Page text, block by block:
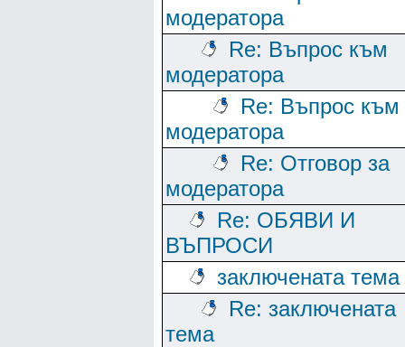
модератора
Re: Въпрос към
модератора
Re: Въпрос към
модератора
Re: Отговор за
модератора
Re: ОБЯВИ И
ВЪПРОСИ
заключената тема
Re: заключената
тема